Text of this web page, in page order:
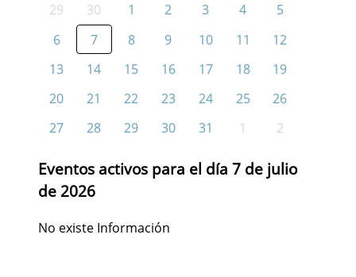
29 30 1 2 3 4
5
6
7 8 9 10 11
12
13
14 15 16 17 18
19
20
21 22 23 24 25
26
27
28 29 30 31 1 2
Eventos activos para el día 7 de julio
de 2026
No existe Información